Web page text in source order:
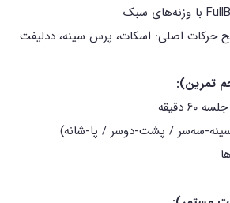
حرکات اصلی: اسکات، پرس سینه، ددلیفت
سه‌سر / پشت-دوسر / پا-شانه)